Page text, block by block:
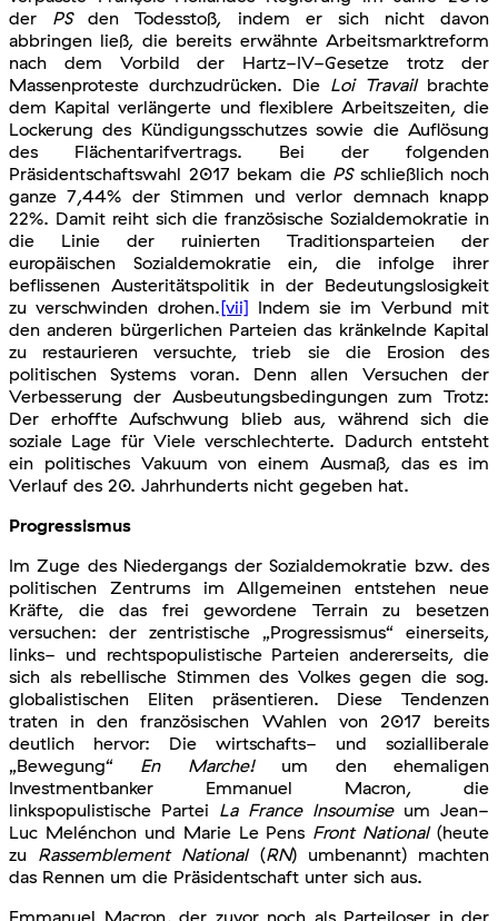
der PSden Todesstoß, indem er sich nicht davon
abbringen ließ, die bereits erwähnte Arbeitsmarktreform
nach dem Vorbild der Hartz-IV-Gesetze trotz der
Massenproteste durchzudrücken. Die Loi Travailbrachte
dem Kapital verlängerte und flexiblere Arbeitszeiten, die
Lockerung des Kündigungsschutzes sowie die Auflösung
des Flächentarifvertrags. Bei der folgenden
Präsidentschaftswahl 2017 bekam die PSschließlich noch
ganze 7,44% der Stimmen und verlor demnach knapp
22%. Damit reiht sich die französische Sozialdemokratie in
die Linie der ruinierten Traditionsparteien der
europäischen Sozialdemokratie ein, die infolge ihrer
beflissenen Austeritätspolitik in der Bedeutungslosigkeit
zu verschwinden drohen.[vii] Indem sie im Verbund mit
den anderen bürgerlichen Parteien das kränkelnde Kapital
zu restaurieren versuchte, trieb sie die Erosion des
politischen Systems voran. Denn allen Versuchen der
Verbesserung der Ausbeutungsbedingungen zum Trotz:
Der erhoffte Aufschwung blieb aus, während sich die
soziale Lage für Viele verschlechterte. Dadurch entsteht
ein politisches Vakuum von einem Ausmaß, das es im
Verlauf des 20. Jahrhunderts nicht gegeben hat.
Progressismus
Im Zuge des Niedergangs der Sozialdemokratie bzw. des
politischen Zentrums im Allgemeinen entstehen neue
Kräfte, die das frei gewordene Terrain zu besetzen
versuchen: der zentristische „Progressismus“ einerseits,
links- und rechtspopulistische Parteien andererseits, die
sich als rebellische Stimmen des Volkes gegen die sog.
globalistischen Eliten präsentieren. Diese Tendenzen
traten in den französischen Wahlen von 2017 bereits
deutlich hervor: Die wirtschafts- und sozialliberale
„Bewegung“ En Marche!um den ehemaligen
Investmentbanker Emmanuel Macron, die
linkspopulistische Partei La France Insoumiseum Jean-
Luc Melénchon und Marie Le Pens Front National(heute
zu Rassemblement National(RN) umbenannt) machten
das Rennen um die Präsidentschaft unter sich aus.
Emmanuel Macron, der zuvor noch als Parteiloser in der